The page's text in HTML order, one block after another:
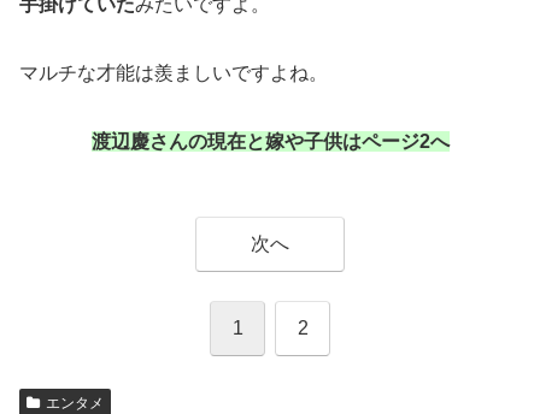
手掛けていたみたいですよ。
マルチな才能は羨ましいですよね。
渡辺慶さんの現在と嫁や子供はページ2へ
次へ
1 2
エンタメ